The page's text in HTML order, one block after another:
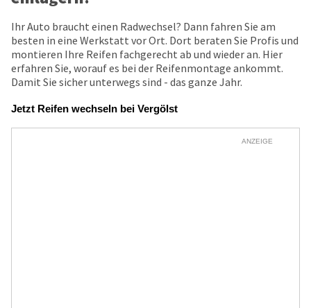
Ihr Auto braucht einen Radwechsel? Dann fahren Sie am
besten in eine Werkstatt vor Ort. Dort beraten Sie Profis und
montieren Ihre Reifen fachgerecht ab und wieder an. Hier
erfahren Sie, worauf es bei der Reifenmontage ankommt.
Damit Sie sicher unterwegs sind - das ganze Jahr.
Jetzt Reifen wechseln bei Vergölst
ANZEIGE